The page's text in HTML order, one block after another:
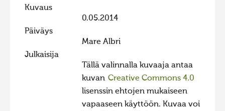
Hiite kuvavõistlus 2011
Hiite kuvavõistlus 2009
Hiite kuvavõistlus 2008
Kuvaus
Päiväys
0.05.2014
Julkaisija
Mare Albri
Tällä valinnalla kuvaaja antaa
kuvan Creative Commons 4.0
lisenssin ehtojen mukaiseen
vapaaseen käyttöön. Kuvaa voi